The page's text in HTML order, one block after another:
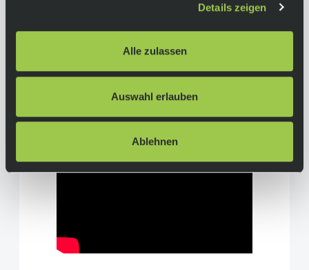
Details zeigen
Alle zulassen
Auswahl erlauben
Ablehnen
Miche Graff XL 700c TLR Alloy
Shimano CN-M6100
More Info